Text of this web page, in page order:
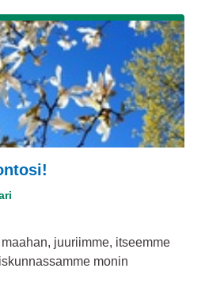
juuriimme, itseemme
monin